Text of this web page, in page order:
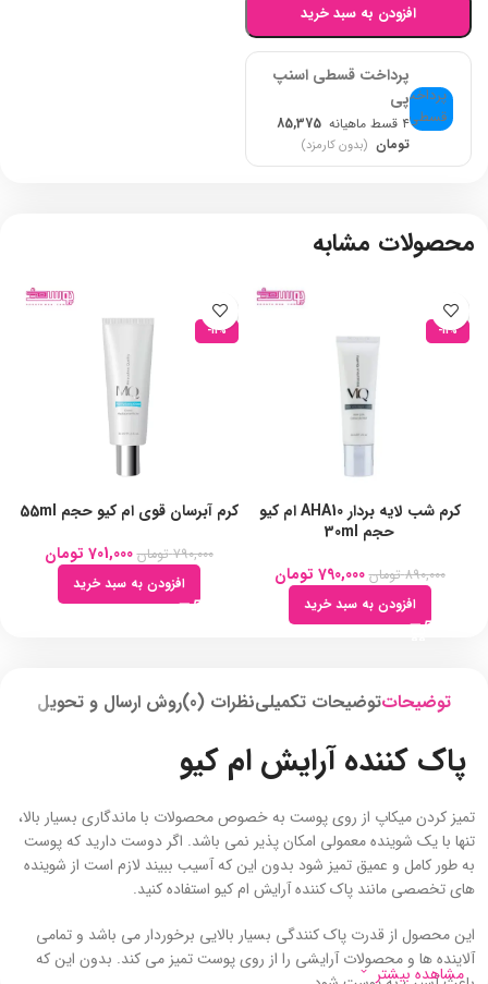
افزودن به سبد خرید
پرداخت قسطی اسنپ
پی
۴ قسط ماهیانه
85,375
تومان (بدون کارمزد)
محصولات مشابه
-11%
کرم شب لایه بردار AHA10 ام کیو
حجم 30ml
890,000 تومان 790,000 تومان
افزودن به سبد خرید
-11%
کرم آبرسان قوی ام کیو حجم 55ml
790,000 تومان 701,000 تومان
افزودن به سبد خرید
توضیحاتتوضیحات تکمیلینظرات (0) روش ارسال و تحویل
پاک کننده آرایش ام کیو
تمیز کردن میکاپ از روی پوست به خصوص محصولات با ماندگاری بسیار بالا،
تنها با یک شوینده معمولی امکان پذیر نمی باشد. اگر دوست دارید که پوست
به طور کامل و عمیق تمیز شود بدون این که آسیب ببیند لازم است از شوینده
های تخصصی مانند پاک کننده آرایش ام کیو استفاده کنید.
این محصول از قدرت پاک کنندگی بسیار بالایی برخوردار می باشد و تمامی
آلاینده ها و محصولات آرایشی را از روی پوست تمیز می کند. بدون این که
مشاهده بیشتر